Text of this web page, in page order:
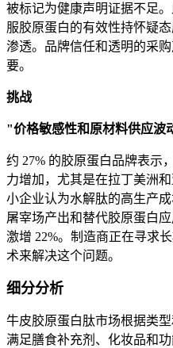
被标记为健康声明证据不足
服胶原蛋白的有效性持怀疑
渗透。品牌信任和透明的采
要。
挑战
"价格敏感性和原材料供应波
约 27% 的胶原蛋白品牌表示
力增加，尤其是在拉丁美洲
小企业认为水解肽的高生产
屠宰场产出和替代胶原蛋白
激增 22%。制造商正在寻求
术来解决这个问题。
细分分析
牛皮胶原蛋白肽市场根据类
满足膳食补充剂、化妆品和